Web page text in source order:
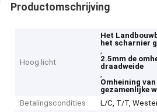
Productomschrijving
Hoog licht
Het
het scharnier
,
2.5mm de
draadweide
,
Omheining
gezamenlijke
Betalingscondities
L/C, T/T,